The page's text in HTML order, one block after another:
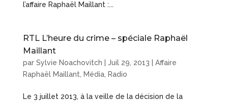
l’affaire Raphaël Maillant :...
RTL L’heure du crime – spéciale Raphaël
Maillant
par Sylvie Noachovitch Juil 29, 2013
Affaire
Raphaël Maillant
Média, Radio
Le 3 juillet 2013, à la veille de la décision de la